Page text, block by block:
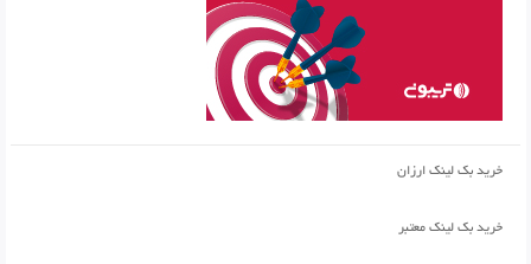
خرید بک لینک ارزان
خرید بک لینک معتبر